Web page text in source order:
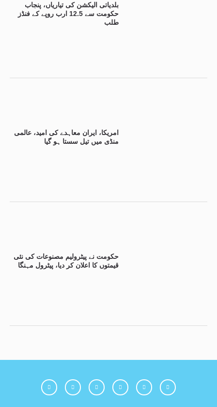
بلدیاتی الیکشن کی تیاریاں، پنجاب
حکومت سے 12.5 ارب روپے کے فنڈز
طلب
امریکا، ایران معاہدے کی امید، عالمی
منڈی میں تیل سستا ہو گیا
حکومت نے پیٹرولیم مصنوعات کی نئی
قیمتوں کا اعلان کر دیا، پیٹرول مہنگا